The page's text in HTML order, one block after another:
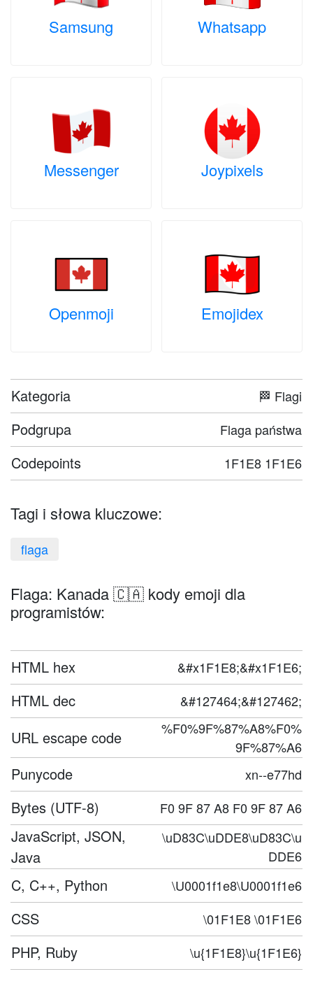
Samsung Whatsapp
Messenger Joypixels
Openmoji Emojidex
Kategoria 🏁 Flagi
Podgrupa Flaga państwa
Codepoints 1F1E8 1F1E6
Tagi i słowa kluczowe:
flaga
Flaga: Kanada 🇨🇦 kody emoji dla
programistów:
HTML hex &#x1F1E8;&#x1F1E6;
HTML dec &#127464;&#127462;
URL escape code
%F0%9F%87%A8%F0%
9F%87%A6
Punycode xn--e77hd
Bytes (UTF-8) F0 9F 87 A8 F0 9F 87 A6
JavaScript, JSON,
Java
\uD83C\uDDE8\uD83C\u
DDE6
C, C++, Python \U0001f1e8\U0001f1e6
CSS \01F1E8 \01F1E6
PHP, Ruby \u{1F1E8}\u{1F1E6}